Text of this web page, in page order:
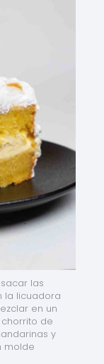
las
la licuadora
en un
de
y
molde